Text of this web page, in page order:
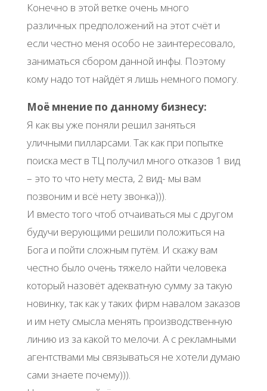
Конечно в этой ветке очень много
различных предположений на этот счёт и
если честно меня особо не заинтересовало,
заниматься сбором данной инфы. Поэтому
кому надо тот найдёт я лишь немного помогу.
Моё мнение по данному бизнесу:
Я как вы уже поняли решил заняться
уличными пилларсами. Так как при попытке
поиска мест в ТЦ получил много отказов 1 вид
– это то что нету места, 2 вид- мы вам
позвоним и всё нету звонка))).
И вместо того чтоб отчаиваться мы с другом
будучи верующими решили положиться на
Бога и пойти сложным путём. И скажу вам
честно было очень тяжело найти человека
который назовёт адекватную сумму за такую
новинку, так как у таких фирм навалом заказов
и им нету смысла менять производственную
линию из за какой то мелочи. А с рекламными
агентствами мы связываться не хотели думаю
сами знаете почему))).